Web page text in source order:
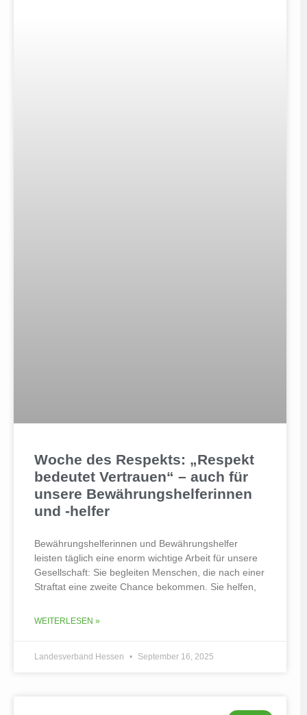
Woche des Respekts: „Respekt
bedeutet Vertrauen“ – auch für
unsere Bewährungshelferinnen
und -helfer
Bewährungshelferinnen und Bewährungshelfer
leisten täglich eine enorm wichtige Arbeit für unsere
Gesellschaft: Sie begleiten Menschen, die nach einer
Straftat eine zweite Chance bekommen. Sie helfen,
WEITERLESEN »
Landesverband Hessen September 16, 2025